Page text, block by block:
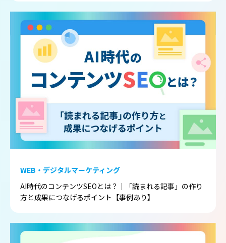
WEB・デジタルマーケティング
AI時代のコンテンツSEOとは？｜「読まれる記事」の作り
方と成果につなげるポイント【事例あり】